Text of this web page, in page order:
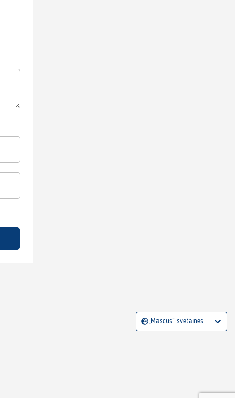
„Mascus“ svetainės